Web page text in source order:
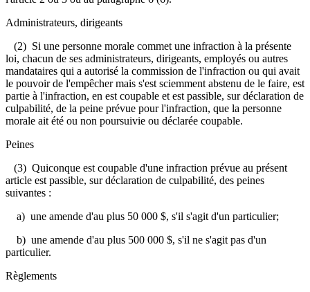
Administrateurs, dirigeants
(2) Si une personne morale commet une infraction à la présente
loi, chacun de ses administrateurs, dirigeants, employés ou autres
mandataires qui a autorisé la commission de l'infraction ou qui avait
le pouvoir de l'empêcher mais s'est sciemment abstenu de le faire, est
partie à l'infraction, en est coupable et est passible, sur déclaration de
culpabilité, de la peine prévue pour l'infraction, que la personne
morale ait été ou non poursuivie ou déclarée coupable.
Peines
(3) Quiconque est coupable d'une infraction prévue au présent
article est passible, sur déclaration de culpabilité, des peines
suivantes :
a) une amende d'au plus 50 000 $, s'il s'agit d'un particulier;
b) une amende d'au plus 500 000 $, s'il ne s'agit pas d'un
particulier.
Règlements